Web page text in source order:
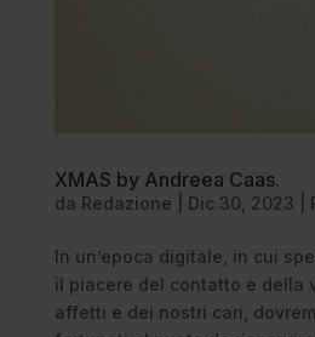
XMAS by Andreea Caas.
da Redazione Dic 30, 2023
In un’epoca digitale, in cui
il piacere del contatto e della
affetti e dei nostri cari,